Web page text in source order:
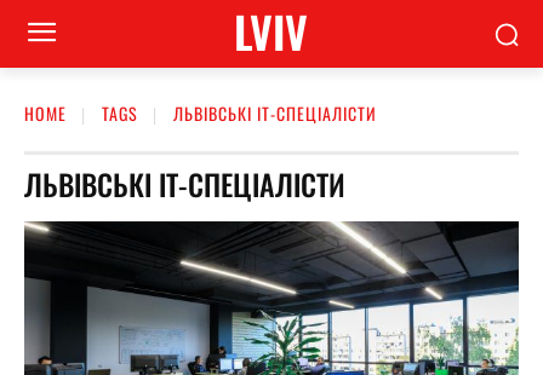
LVIV
HOME TAGS ЛЬВІВСЬКІ ІТ-СПЕЦІАЛІСТИ
ЛЬВІВСЬКІ ІТ-СПЕЦІАЛІСТИ